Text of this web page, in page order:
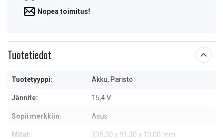
Nopea toimitus!
Tuotetiedot
Tuotetyyppi: Akku, Paristo
Jännite: 15,4 V
Sopii merkkiin: Asus
Mitat: 339,30 x 91,30 x 10,00 mm